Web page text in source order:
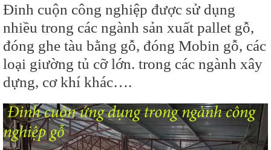
Đinh cuộn công nghiệp được sử dụng
nhiều trong các ngành sản xuất pallet gỗ,
đóng ghe tàu bằng gỗ, đóng Mobin gỗ, các
loại giường tủ cỡ lớn. trong các ngành xây
dựng, cơ khí khác….